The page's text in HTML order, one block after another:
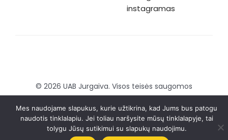
© 2026 UAB Jurgaiva. Visos teisės saugomos
Mes naudojame slapukus, kurie užtikrina, kad Jums bus patogu
naudotis tinklalapiu. Jei toliau naršysite mūsų tinklalapyje, tai
tolygu Jūsų sutikimui su slapukų naudojimu.